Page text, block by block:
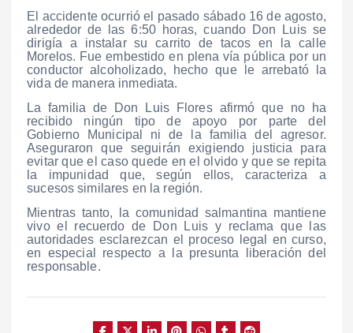
El accidente ocurrió el pasado sábado 16 de agosto,
alrededor de las 6:50 horas, cuando Don Luis se
dirigía a instalar su carrito de tacos en la calle
Morelos. Fue embestido en plena vía pública por un
conductor alcoholizado, hecho que le arrebató la
vida de manera inmediata.
La familia de Don Luis Flores afirmó que no ha
recibido ningún tipo de apoyo por parte del
Gobierno Municipal ni de la familia del agresor.
Aseguraron que seguirán exigiendo justicia para
evitar que el caso quede en el olvido y que se repita
la impunidad que, según ellos, caracteriza a
sucesos similares en la región.
Mientras tanto, la comunidad salmantina mantiene
vivo el recuerdo de Don Luis y reclama que las
autoridades esclarezcan el proceso legal en curso,
en especial respecto a la presunta liberación del
responsable.